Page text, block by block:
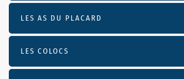
LES AS DU PLACARD
LES COLOCS